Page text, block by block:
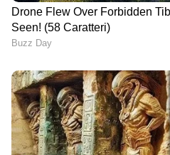
അടിമാലിയിൽ
മണ്ണിടിച്ചിൽ
ഒളിവില്‍ കഴിയാന്‍
സഹായിച്ചു;അര്‍ജുന്‍
ആയങ്കിയുടെ ഇളയ
അജയ് ആയങ്കി